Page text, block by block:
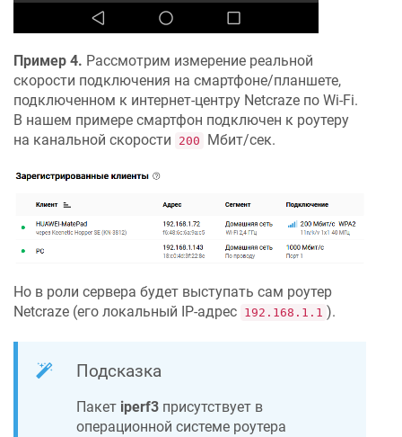
Пример 4. Рассмотрим измерение реальной
скорости подключения на смартфоне/планшете,
подключенном к интернет-центру Netcraze по Wi-Fi.
В нашем примере смартфон подключен к роутеру
на канальной скорости
200 Мбит/сек.
Но в роли сервера будет выступать сам роутер
Netcraze (его локальный IP-адрес 192.168.1.1 ).
Подсказка
Пакет iperf3 присутствует в
операционной системе роутера